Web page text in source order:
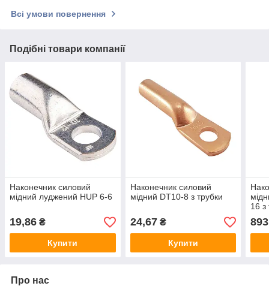
Всі умови повернення
Подібні товари компанії
Наконечник силовий
мідний луджений HUP 6-6
19,86 ₴
Купити
Наконечник силовий
мідний DT10-8 з трубки
24,67₴
Купити
16 з
893
Про нас